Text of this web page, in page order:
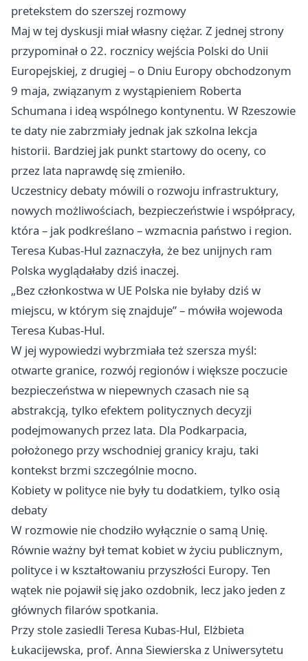
pretekstem do szerszej rozmowy
Maj w tej dyskusji miał własny ciężar. Z jednej strony
przypominał o 22. rocznicy wejścia Polski do Unii
Europejskiej, z drugiej – o Dniu Europy obchodzonym
9 maja, związanym z wystąpieniem Roberta
Schumana i ideą wspólnego kontynentu. W Rzeszowie
te daty nie zabrzmiały jednak jak szkolna lekcja
historii. Bardziej jak punkt startowy do oceny, co
przez lata naprawdę się zmieniło.
Uczestnicy debaty mówili o rozwoju infrastruktury,
nowych możliwościach, bezpieczeństwie i współpracy,
która – jak podkreślano – wzmacnia państwo i region.
Teresa Kubas-Hul zaznaczyła, że bez unijnych ram
Polska wyglądałaby dziś inaczej.
„Bez członkostwa w UE Polska nie byłaby dziś w
miejscu, w którym się znajduje” – mówiła wojewoda
Teresa Kubas-Hul.
W jej wypowiedzi wybrzmiała też szersza myśl:
otwarte granice, rozwój regionów i większe poczucie
bezpieczeństwa w niepewnych czasach nie są
abstrakcją, tylko efektem politycznych decyzji
podejmowanych przez lata. Dla Podkarpacia,
położonego przy wschodniej granicy kraju, taki
kontekst brzmi szczególnie mocno.
Kobiety w polityce nie były tu dodatkiem, tylko osią
debaty
W rozmowie nie chodziło wyłącznie o samą Unię.
Równie ważny był temat kobiet w życiu publicznym,
polityce i w kształtowaniu przyszłości Europy. Ten
wątek nie pojawił się jako ozdobnik, lecz jako jeden z
głównych filarów spotkania.
Przy stole zasiedli Teresa Kubas-Hul, Elżbieta
Łukacijewska, prof. Anna Siewierska z Uniwersytetu